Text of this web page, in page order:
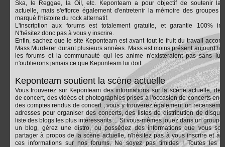
Ska, le Reggae, la Oi!, etc. Keponteam a pour objectif de soutenir la
actuelle, mais s'efforce également d'entretenir la mémoire des groupes
marqué l'histoire du rock alternatif.
L'inscription aux forums est totalement gratuite, et garantie 100%
N'hésitez donc pas à vous y inscrire.
Enfin, sachez que le site Keponteam est avant tout le fruit du travail
Mass Murderer durant plusieurs années. Mass est moins présent
les forums et la communauté qui les anime n'existeraient pas sans lui.
n'oublierons jamais ce que Keponteam lui doit.
Keponteam soutient la scène actuelle
Vous trouverez sur Keponteam des informations sur la scène actuelle,
de concert, des vidéos et photographies prises à l'occasion de concerts
des comptes rendus de concert ; vous y trouverez également un
adresses pour organiser des concerts, des listes de distribution de
liste des blogs les plus intéressants ... Si vous-mêmes jouez dans un
un blog, gérez une distro, ou possédez des informations que vous
partager à propos de la scène actuelle, n'hésitez pas à vous inscrire et à
ces informations sur nos forums. Ne soyez pas timides ! Toutes les